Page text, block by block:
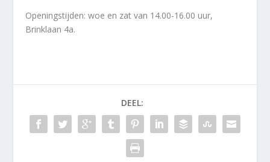
Openingstijden: woe en zat van 14.00-16.00 uur,
Brinklaan 4a.
DEEL: